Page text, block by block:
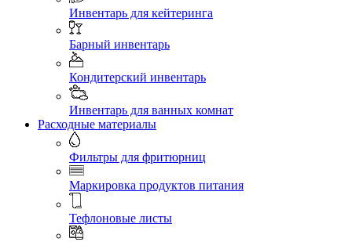
Инвентарь для кейтеринга
Барный инвентарь
Кондитерский инвентарь
Инвентарь для ванных комнат
Расходные материалы
Фильтры для фритюрниц
Маркировка продуктов питания
Тефлоновые листы